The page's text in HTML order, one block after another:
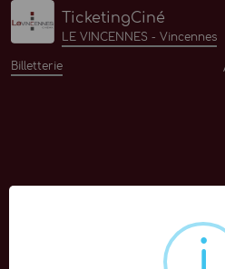
TicketingCiné
LE VINCENNES - Vincennes
Billetterie